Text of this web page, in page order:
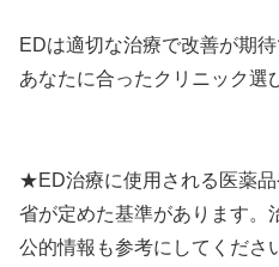
EDは適切な治療で改善が期
あなたに合ったクリニック選
★ED治療に使用される医薬
省が定めた基準があります。
公的情報も参考にしてくださ